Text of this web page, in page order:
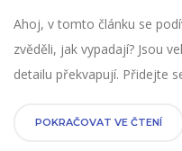
Ahoj, v tomto článku se
zvěděli, jak vypadají? Jsou
detailu překvapují. Přidejte
světa delfínů a jejich zubů.
POKRAČOVAT VE ČTENÍ